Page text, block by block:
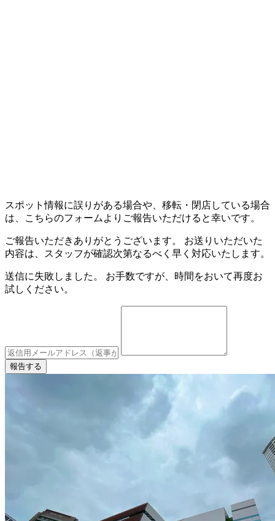
スポット情報に誤りがある場合や、移転・閉店している場合
は、こちらのフォームよりご報告いただけると幸いです。
ご報告いただきありがとうございます。 お送りいただいた
内容は、スタッフが確認次第なるべく早く対応いたします。
送信に失敗しました。 お手数ですが、時間をおいて再度お
試しください。